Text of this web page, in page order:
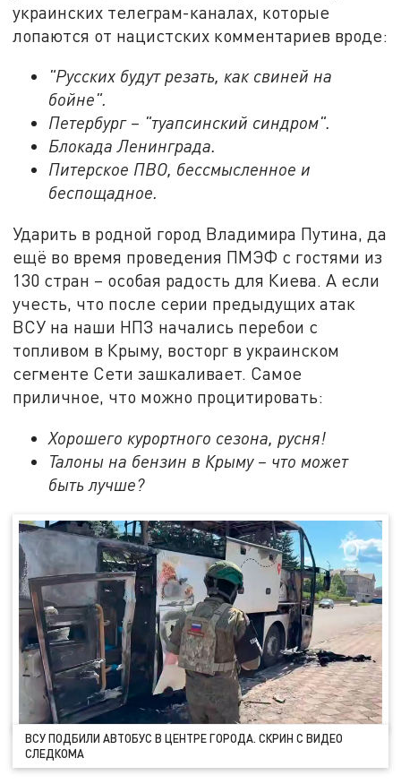
украинских телеграм-каналах, которые
лопаются от нацистских комментариев вроде:
"Русских будут резать, как свиней на
бойне".
Петербург – "туапсинский синдром".
Блокада Ленинграда.
Питерское ПВО, бессмысленное и
беспощадное.
Ударить в родной город Владимира Путина, да
ещё во время проведения ПМЭФ с гостями из
130 стран – особая радость для Киева. А если
учесть, что после серии предыдущих атак
ВСУ на наши НПЗ начались перебои с
топливом в Крыму, восторг в украинском
сегменте Сети зашкаливает. Самое
приличное, что можно процитировать:
Хорошего курортного сезона, русня!
Талоны на бензин в Крыму – что может
быть лучше?
ВСУ ПОДБИЛИ АВТОБУС В ЦЕНТРЕ ГОРОДА. СКРИН С ВИДЕО
СЛЕДКОМА